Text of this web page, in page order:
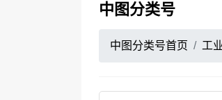
中图分类号
中图分类号首页 工